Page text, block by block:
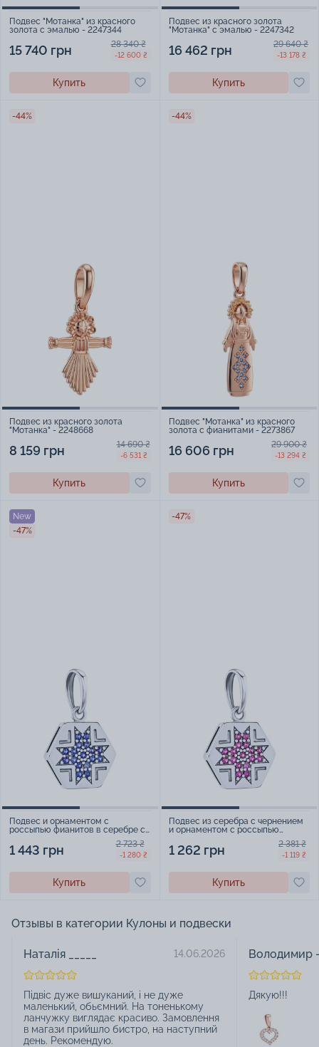
Подвес "Мотанка" из красного
золота с эмалью - 2247344
15 740 грн 28 340 ₴
-12 600 ₴
Купить
Подвес из красного золота
"Мотанка" с эмалью - 2247342
16 462 грн 29 640 ₴
-13 178 ₴
Купить
-44%
Подвес из красного золота
"Мотанка" - 2248668
8 159 грн 14 690 ₴
-6 531 ₴
Купить
-44%
Подвес "Мотанка" из красного
золота с фианитами - 2273867
16 606 грн 29 900 ₴
-13 294 ₴
Купить
New
-47%
Подвес и орнаментом с
россыпью фианитов в серебре с
1 443 грн 2 723 ₴
-1 280 ₴
Купить
-47%
Подвес из серебра с чернением
и орнаментом с россыпью
1 262 грн 2 381 ₴
-1 119 ₴
Купить
Отзывы в категории Кулоны и подвески
Наталія _____ 14.06.2026
Підвіс дуже вишуканий, і не дуже
маленький, обьємний. На тоненькому
ланчужку виглядає красиво. Замовлення
в магази прийшло бистро, на наступний
день. Рекомендую.
Володимир
Дякую!!!